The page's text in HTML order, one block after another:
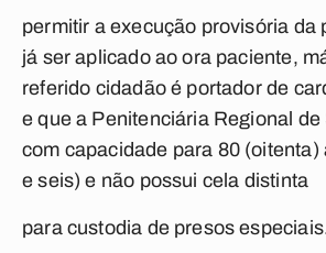
permitir a execução provisória
já ser aplicado ao ora paciente,
referido cidadão é portador de
e que a Penitenciária Regional
com capacidade para 80
e seis) e não possui cela distinta
para custodia de presos